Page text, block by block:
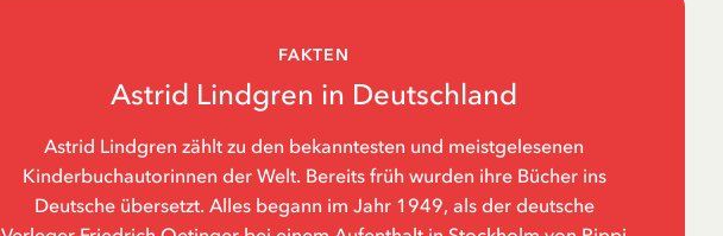
FAKTEN
Astrid Lindgren in Deutschland
Astrid Lindgren zählt zu den bekanntesten und meistgelesenen
Kinderbuchautorinnen der Welt. Bereits früh wurden ihre Bücher ins
Deutsche übersetzt. Alles begann im Jahr 1949, als der deutsche